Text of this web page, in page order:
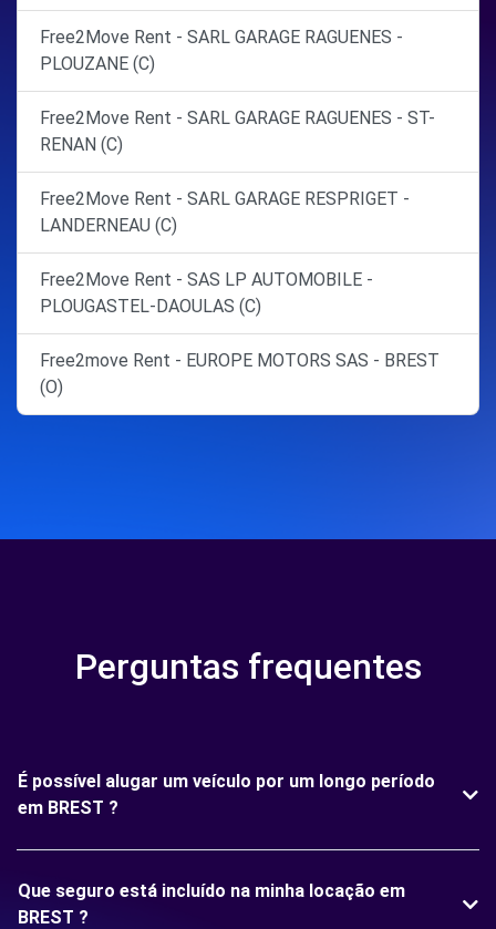
Free2Move Rent - SARL GARAGE RAGUENES -
PLOUZANE (C)
Free2Move Rent - SARL GARAGE RAGUENES - ST-
RENAN (C)
Free2Move Rent - SARL GARAGE RESPRIGET -
LANDERNEAU (C)
Free2Move Rent - SAS LP AUTOMOBILE -
PLOUGASTEL-DAOULAS (C)
Free2move Rent - EUROPE MOTORS SAS - BREST
(O)
Perguntas frequentes
É possível alugar um veículo por um longo período
em BREST ?
Que seguro está incluído na minha locação em
BREST ?